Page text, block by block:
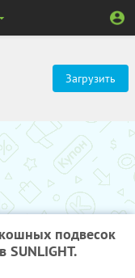
Загрузить
подвесок